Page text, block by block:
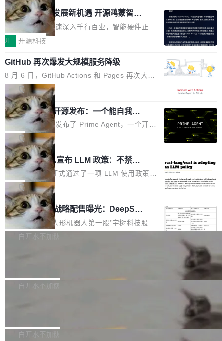
高了。全域营销服务商的竞争正在从规模转向深
度,案例厚度、全域覆盖、多线协同...
或造假。问题是，作为读者，如果你筛选出那些
看起来最令人兴奋的论文，那它们大部分都是过
度宣传的。」 这才是真正的痛点。不是所有论文
都有问题，是最吸引眼球的那批论文最有问题。
他引用的帖子来自 Mathew Shen，一位 ICLR 2
026 的读者：「看了篇 ...
Pham 的一条推文。Hieu Pham 是谁？他是 xAI
的早期工程师之一，在 Grok 训练基础设施团队
工作过。近日他在 X 上发了一条帖子，列出了他
认为现代 AI 领域最重要的三个开源项目。 第一
个名字毫无悬念：Flash Attention 2。 Hieu 的
理由很具体。FA 系列不需要解释，但 FA2 是他
认为最重要的一个——复杂度恰到好处，刚好能
驱动你去学 CuTe，但还没被那些"邪恶的" Hopp
er++ 优化所淹没，足够容易修改和适配。 更关
键的是 FA2 的持久性...
共商智能硬件发展新机遇 开源鸿蒙智能
硬件开发者日杭州站即将举行
随着万物智联加速深入千行百业，智能硬件正从
单点设备迈向智能化、网联化、协同化发展。作
鸿蒙通过统一技术底座和分布式能力，为不同类
型智能设备的开发、连接与互联提供关键支撑，
也为产业链企业探索产品创新与商业增长打开新
的空间。 8月14日，开源鸿蒙智能硬件开发者日
（OHDD：OpenHarmony Hardware Develope
r Day）将在杭州启航。活动面向智能硬件产业
链企业和开发者，邀请行业专家与资深技术顾
问，围绕开源鸿蒙技术能力、设备适配、芯片适
配、功耗与稳定性调优、兼容性测评及统一互联
等内容展开系统讲解和实战交流，帮助企业进一
步了解开源鸿蒙在智能...
开 开源科技
GitHub 再次爆发大规模服务降级
8 月 6 日，GitHub Actions 和 Pages 再次大规
模服务降级，Actions 完全不可用超过 5 小时，
webhook 停发，连自托管 runner 也因调度层故
障无法工作。Pages、Copilot code review、C
opilot coding agent 全部受影响。从检测到完全
恢复，大约 12 小时。 这是 2026 年 8 月的第六
起事故，其中四起与 AI/Copilot 服务相关。 Git
Hub 员工 kdaigle 在 HN 讨论中贴出了一组数
据：2025 年全年 10 亿次 commit。现在，每周
2.75 亿次，全年预计 140 亿次。GitHub...
局
Prime Agent 开源发布：一个能自我改
进的编程 Agent，ARC-AGI 3 超越人类
专家基线
Prime Intellect 发布了 Prime Agent，一个开源
的编程 Agent Harness，核心设计围绕两个抽
象：Recursive Language Model（RLM）和 C
ontinual Harness。在 ARC-AGI 3 基准测试
上，Prime Agent + Opus 5 的组合达到了 95.
5% RHAE Best@1，超过了 ARC 报告的人类专
家基线 95.4%。 不是又一个 coding agent 包装
器 Prime Agent 的架构和市面上大多数 coding
agent 有本质区别。大多数 agent harness 的设
计是基于早期模型的能力—...
局
Rust 项目团队宣布 LLM 政策：不禁
止，但你要承认哪些代码不是你写的
Rust 语言项目正式通过了一项 LLM 使用政策，
覆盖 rust-lang/rust 单一仓库的代码贡献。这不
是项目级别的官方立场，目前由五个团队采纳，
但它可能是主流开源项目中关于 AI 辅助贡献最
细致的一份规则。 政策的核心只有一句话：LLM
可以用来分析、提炼、审阅、建议，但不能用来
不得生成涉及安全性的关键变更，除非作者本身
局
宇树科技 IPO 战略配售曝光：DeepSe
ek 获配 93.3 万股，锁定 36 个月
8月6日晚间，“人形机器人第一股”宇树科技股份
有限公司披露IPO发行价格及战略配售结果，杭
36个月。 公告显示，本次宇树科技战略配售对
员工参与设立的专项资产管理计划。其中，Dee
白开水不加糖
Bug fixes and enhancements 修复多次传递同
一个回归问题，该问题导致拉取镜像时会拒绝包
白开水不加糖
e 孵化器项目管理委员会（IPMC）投票中获得
白开水不加糖